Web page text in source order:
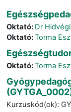
Oktató: Dr
Oktató:Torma
Oktató:Torma
Kurzuskód(ok):